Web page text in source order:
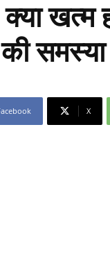
खत्म
की
X